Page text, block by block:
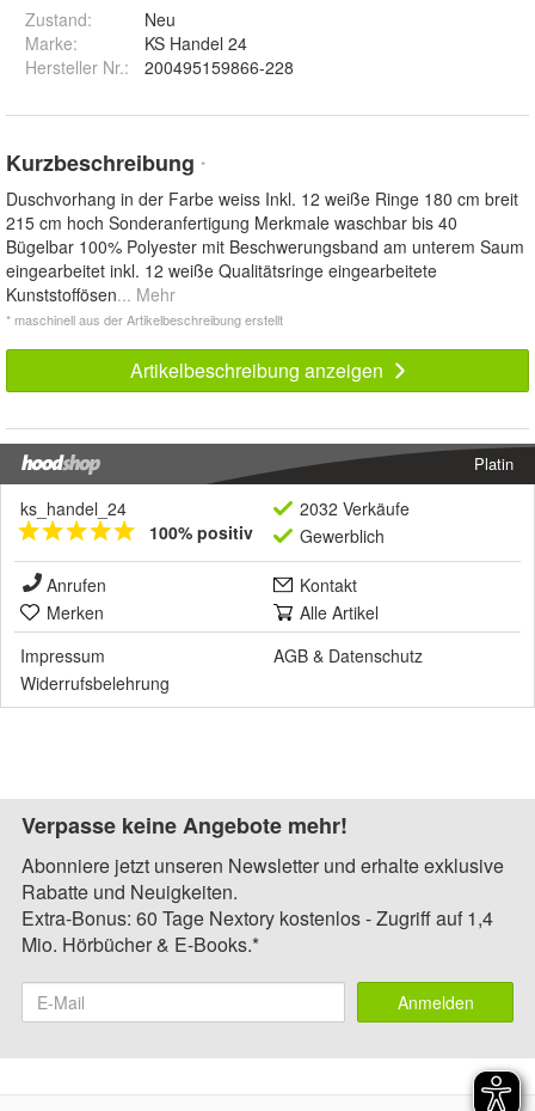
Zustand:
Neu
Marke:
KS Handel 24
Hersteller Nr.:
200495159866-228
Kurzbeschreibung *
Duschvorhang in der Farbe weiss Inkl. 12 weiße Ringe 180 cm breit
215 cm hoch Sonderanfertigung Merkmale waschbar bis 40
Bügelbar 100% Polyester mit Beschwerungsband am unterem Saum
eingearbeitet inkl. 12 weiße Qualitätsringe eingearbeitete
Kunststoffösen... Mehr
* maschinell aus der Artikelbeschreibung erstellt
Artikelbeschreibung anzeigen
Platin
ks_handel_24
100% positiv
2032 Verkäufe
Gewerblich
Anrufen
Kontakt
Merken
Alle Artikel
Impressum
AGB & Datenschutz
Widerrufsbelehrung
Verpasse keine Angebote mehr!
Abonniere jetzt unseren Newsletter und erhalte exklusive
Rabatte und Neuigkeiten.
Extra-Bonus: 60 Tage Nextory kostenlos - Zugriff auf 1,4
Mio. Hörbücher & E-Books.*
Anmelden